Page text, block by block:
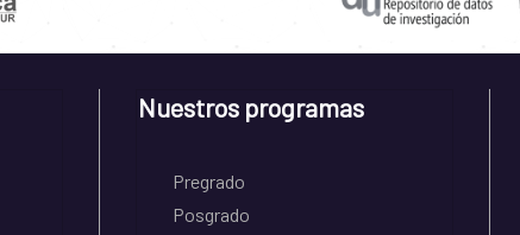
Nuestros programas
Pregrado
Posgrado